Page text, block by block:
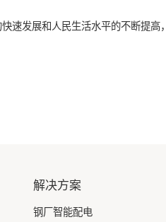
速发展和人民生活水平的不断提高，
解决方案
钢厂智能配电